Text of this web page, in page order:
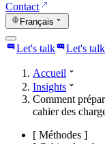
Contact
Français
Let's talk Let's talk
Accueil
Insights
Comment
cahier des
[ Méthodes ]